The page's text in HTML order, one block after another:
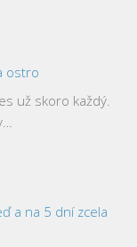
ostro
už skoro každý.
a na 5 dní zcela